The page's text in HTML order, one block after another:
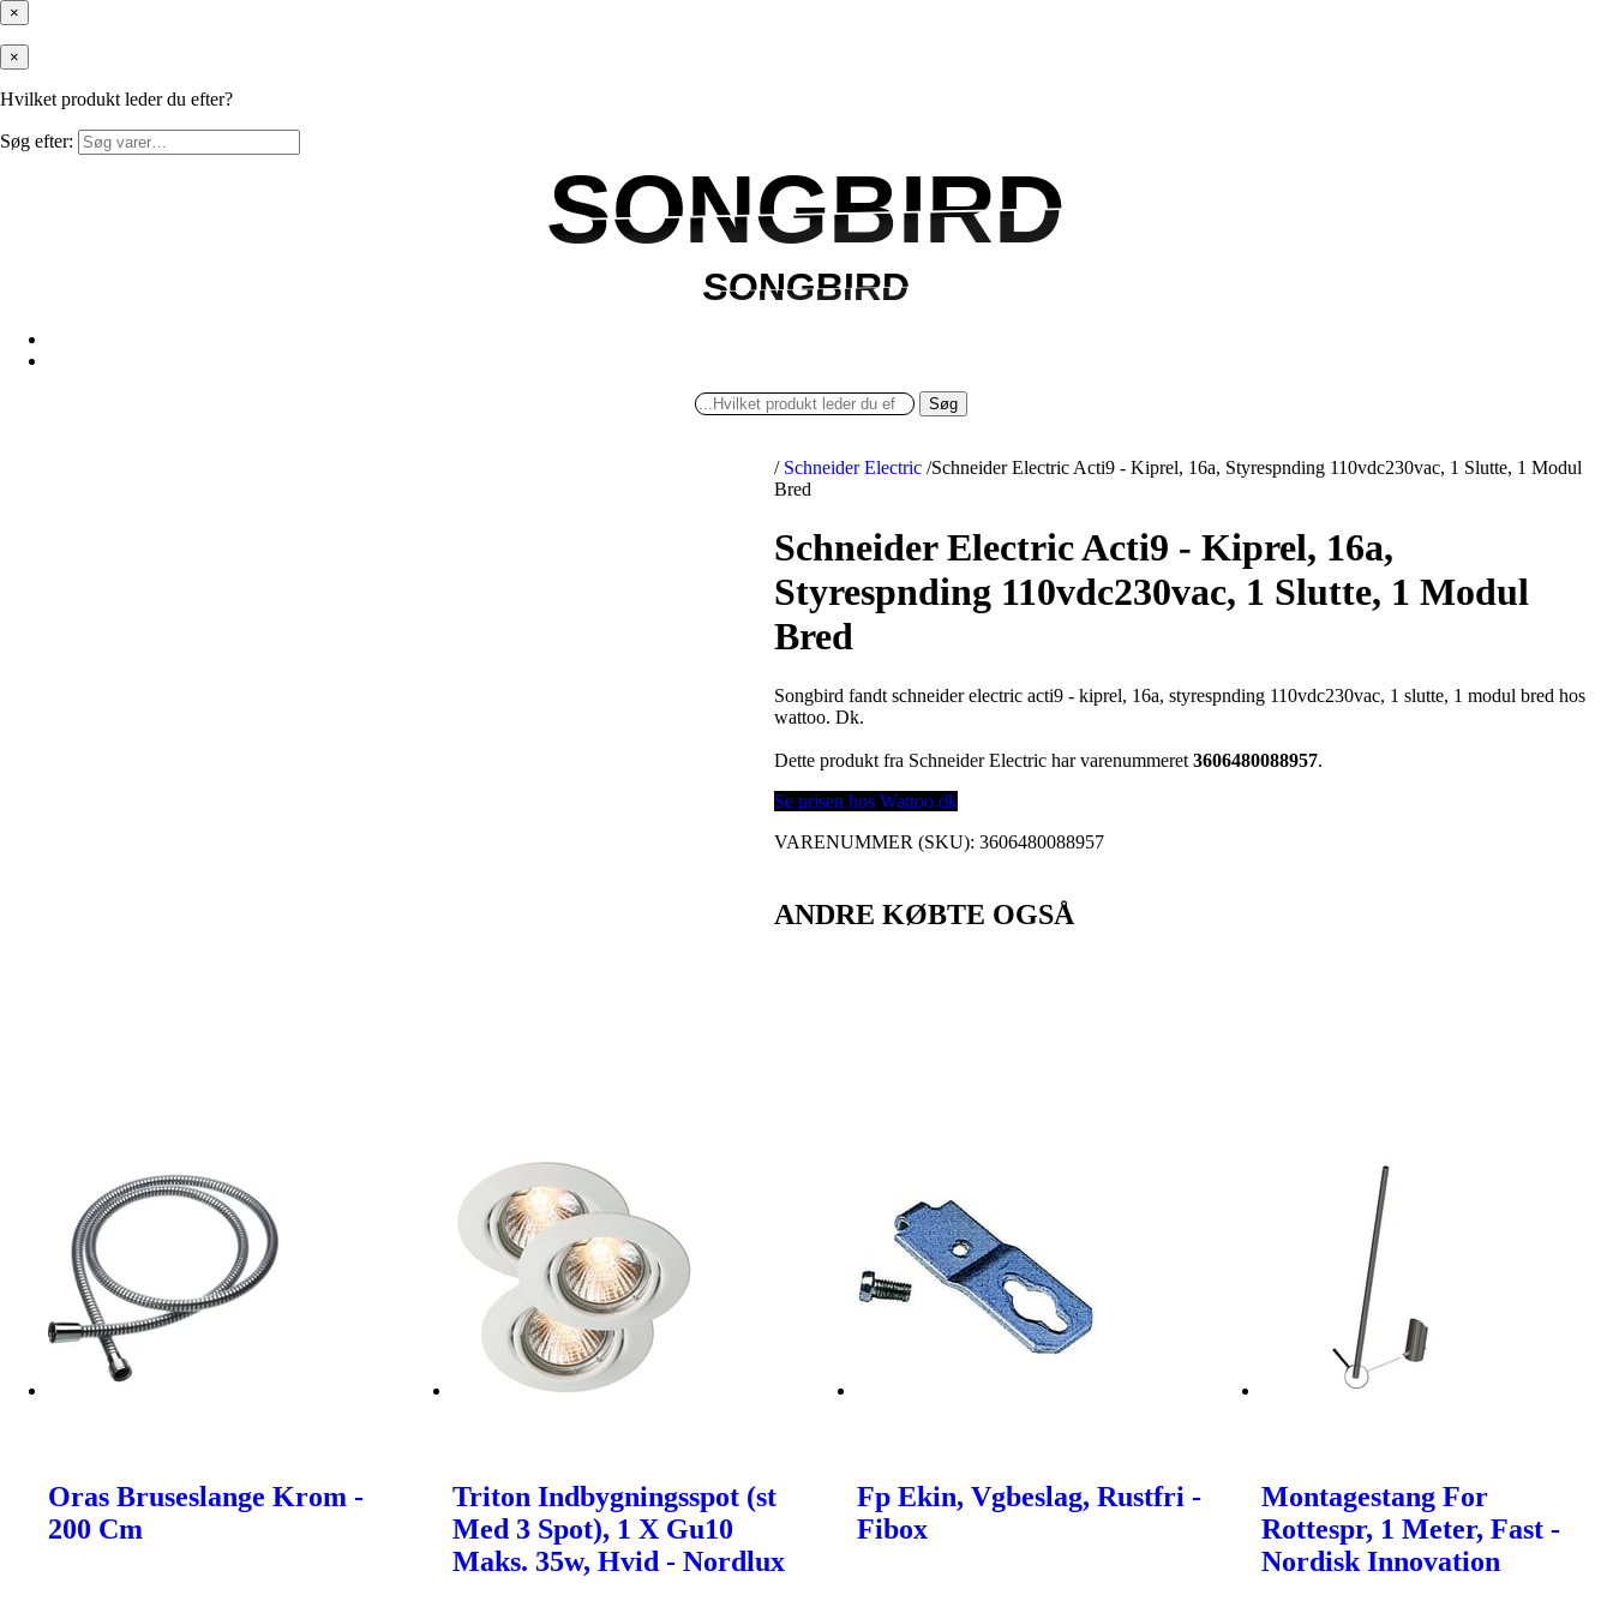
×
×
Hvilket produkt leder du efter?
Søg efter:
SONGBIRD
SONGBIRD
SONGBIRD
SONGBIRD
Søg
/ Schneider Electric /Schneider Electric Acti9 - Kiprel, 16a, Styrespnding 110vdc230vac, 1 Slutte, 1 Modul
Bred
Schneider Electric Acti9 - Kiprel, 16a,
Styrespnding 110vdc230vac, 1 Slutte, 1 Modul
Bred
Songbird fandt schneider electric acti9 - kiprel, 16a, styrespnding 110vdc230vac, 1 slutte, 1 modul bred hos
wattoo. Dk.
Dette produkt fra Schneider Electric har varenummeret3606480088957.
Se prisen hos Wattoo.dk
VARENUMMER (SKU):3606480088957
ANDRE KØBTE OGSÅ
Oras Bruseslange Krom -
200 Cm
Triton Indbygningsspot (st
Med 3 Spot), 1 X Gu10
Maks. 35w, Hvid - Nordlux
Fp Ekin, Vgbeslag, Rustfri -
Fibox
Montagestang For
Rottespr, 1 Meter, Fast -
Nordisk Innovation